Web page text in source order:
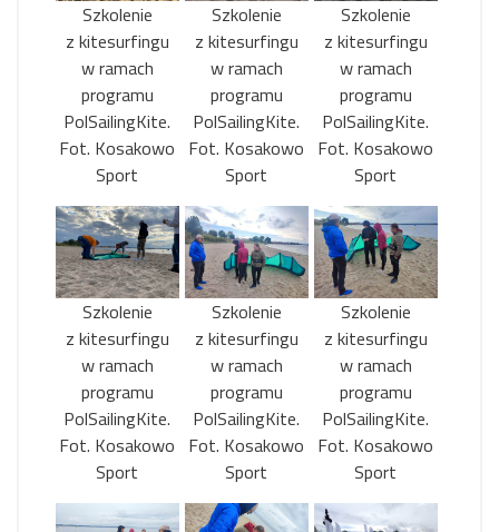
Szkolenie
z kitesurfingu
w ramach
programu
PolSailingKite.
Fot. Kosakowo
Sport
Szkolenie
z kitesurfingu
w ramach
programu
PolSailingKite.
Fot. Kosakowo
Sport
Szkolenie
z kitesurfingu
w ramach
programu
PolSailingKite.
Fot. Kosakowo
Sport
Szkolenie
z kitesurfingu
w ramach
programu
PolSailingKite.
Fot. Kosakowo
Sport
Szkolenie
z kitesurfingu
w ramach
programu
PolSailingKite.
Fot. Kosakowo
Sport
Szkolenie
z kitesurfingu
w ramach
programu
PolSailingKite.
Fot. Kosakowo
Sport